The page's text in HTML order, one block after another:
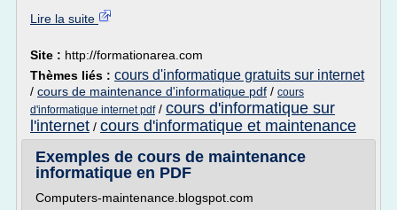
Lire la suite
Site : http://formationarea.com
Thèmes liés : cours d'informatique gratuits sur internet
/ cours de maintenance d'informatique pdf / cours
d'informatique internet pdf/ cours d'informatique sur
l'internet / cours d'informatique et maintenance
Exemples de cours de maintenance
informatique en PDF
Computers-maintenance.blogspot.com